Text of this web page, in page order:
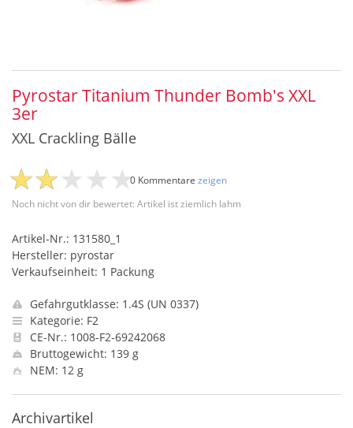
Pyrostar Titanium Thunder Bomb's XXL
3er
XXL Crackling Bälle
Noch nicht von dir bewertet: Artikel ist ziemlich lahm
0 Kommentare zeigen
Artikel-Nr.: 131580_1
Hersteller: pyrostar
Verkaufseinheit: 1 Packung
Gefahrgutklasse: 1.4S (UN 0337)
Kategorie: F2
CE-Nr.: 1008-F2-69242068
Bruttogewicht: 139 g
NEM: 12 g
Archivartikel